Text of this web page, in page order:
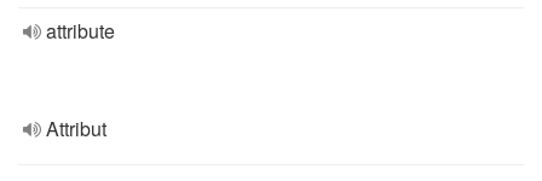
attribute
Attribut